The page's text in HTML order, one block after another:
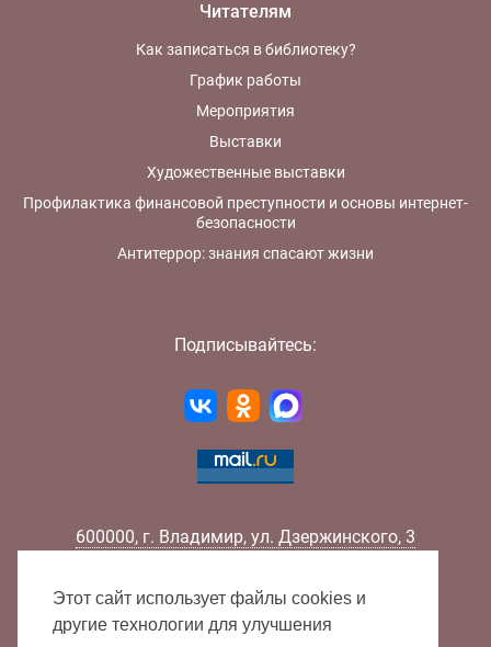
Читателям
Как записаться в библиотеку?
График работы
Мероприятия
Выставки
Художественные выставки
Профилактика финансовой преступности и основы интернет-
безопасности
Антитеррор: знания спасают жизни
Подписывайтесь:
600000, г. Владимир, ул. Дзержинского, 3
Факс:
+7 (4922) 32-52-88
E-mail:
info@lib33.ru
Этот сайт использует файлы cookies и
другие технологии для улучшения